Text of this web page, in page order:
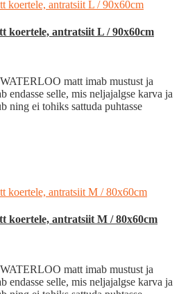
koertele, antratsiit L / 90x60cm
matt imab mustust ja
selle, mis neljajalgse karva ja
ning ei tohiks sattuda puhtasse
koertele, antratsiit M / 80x60cm
matt imab mustust ja
selle, mis neljajalgse karva ja